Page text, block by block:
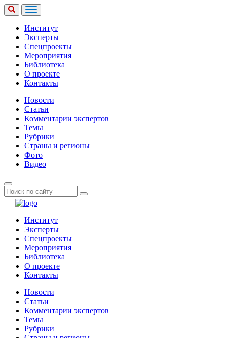
Институт
Эксперты
Спецпроекты
Мероприятия
Библиотека
О проекте
Контакты
Новости
Статьи
Комментарии экспертов
Темы
Рубрики
Страны и регионы
Фото
Видео
Институт
Эксперты
Спецпроекты
Мероприятия
Библиотека
О проекте
Контакты
Новости
Статьи
Комментарии экспертов
Темы
Рубрики